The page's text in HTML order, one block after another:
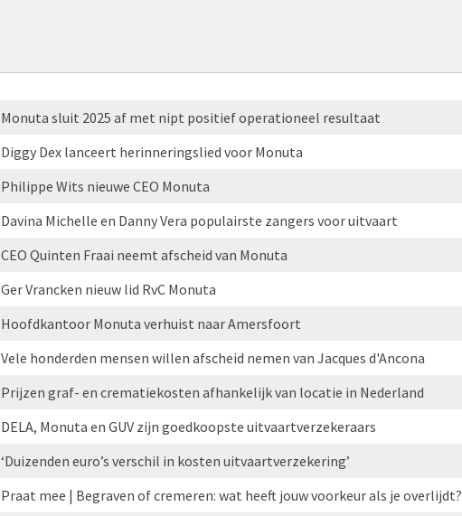
Monuta sluit 2025 af met nipt positief operationeel resultaat
Diggy Dex lanceert herinneringslied voor Monuta
Philippe Wits nieuwe CEO Monuta
Davina Michelle en Danny Vera populairste zangers voor uitvaart
CEO Quinten Fraai neemt afscheid van Monuta
Ger Vrancken nieuw lid RvC Monuta
Hoofdkantoor Monuta verhuist naar Amersfoort
Vele honderden mensen willen afscheid nemen van Jacques d'Ancona
Prijzen graf- en crematiekosten afhankelijk van locatie in Nederland
DELA, Monuta en GUV zijn goedkoopste uitvaartverzekeraars
‘Duizenden euro’s verschil in kosten uitvaartverzekering’
Praat mee | Begraven of cremeren: wat heeft jouw voorkeur als je overlijdt?